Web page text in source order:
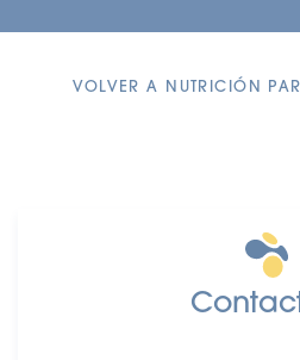
VOLVER A NUTRICIÓN